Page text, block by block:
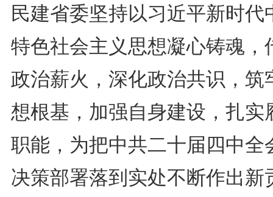
民建省委坚持以习近平新时代
特色社会主义思想凝心铸魂，
政治薪火，深化政治共识，筑
想根基，加强自身建设，扎实
职能，为把中共二十届四中全
决策部署落到实处不断作出新